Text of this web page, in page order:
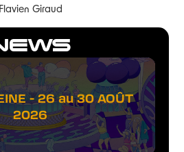
- 26 au 30 AOÛT
2026
Flavien Giraud